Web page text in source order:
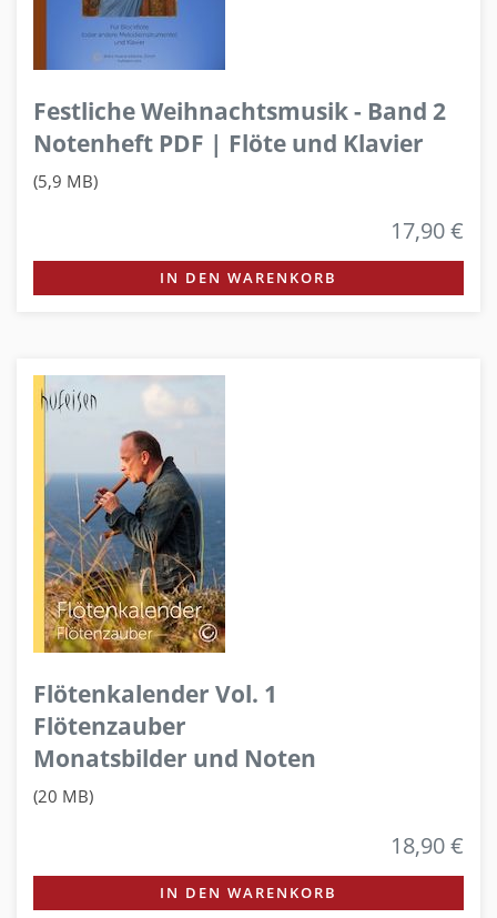
Festliche Weihnachtsmusik - Band 2
Notenheft PDF | Flöte und Klavier
(5,9 MB)
17,90 €
IN DEN WARENKORB
Flötenkalender Vol. 1
Flötenzauber
Monatsbilder und Noten
(20 MB)
18,90 €
IN DEN WARENKORB